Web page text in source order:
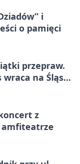
i
o pamięci
przepraw.
na Śląsk
z
amfiteatrze